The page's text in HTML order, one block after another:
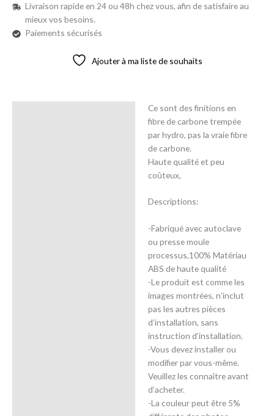
Livraison rapide en 24 ou 48h chez vous, afin de satisfaire au
mieux vos besoins.
Paiements sécurisés
Ajouter à ma liste de souhaits
Ce sont des finitions en
fibre de carbone trempée
par hydro, pas la vraie fibre
de carbone.
Haute qualité et peu
coûteux,
Descriptions:
-Fabriqué avec autoclave
ou presse moule
processus,100% Matériau
ABS de haute qualité
-Le produit est comme les
images montrées, n’inclut
pas les autres pièces
d’installation, sans
instruction d’installation.
-Vous devez installer ou
modifier par vous-même.
Veuillez les connaître avant
d’acheter.
-La couleur peut être 5%